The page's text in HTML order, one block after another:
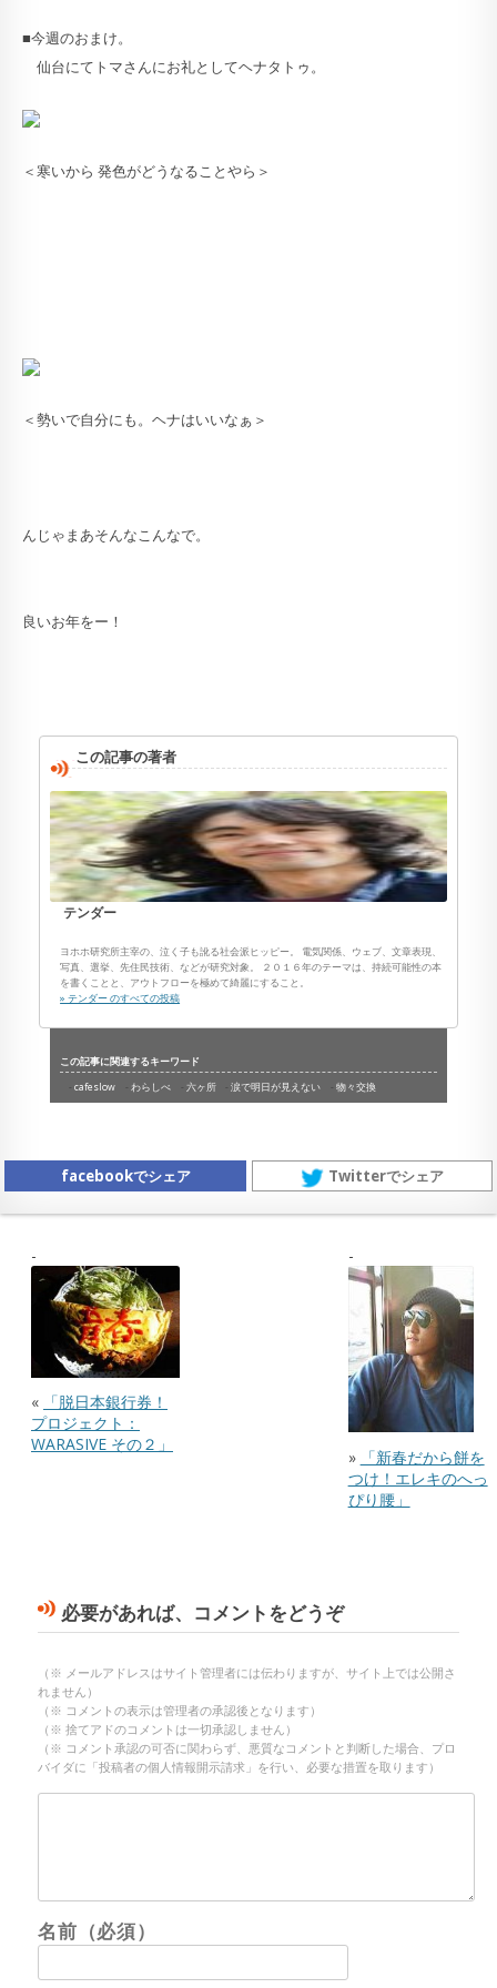
■今週のおまけ。
仙台にてトマさんにお礼としてヘナタトゥ。
＜寒いから 発色がどうなることやら＞
＜勢いで自分にも。ヘナはいいなぁ＞
んじゃまあそんなこんなで。
良いお年をー！
この記事の著者
テンダー
ヨホホ研究所主宰の、泣く子も訛る社会派ヒッピー。 電気関係、ウェブ、文章表現、
写真、選挙、先住民技術、などが研究対象。 ２０１６年のテーマは、持続可能性の本
を書くことと、アウトフローを極めて綺麗にすること。
» テンダー のすべての投稿
この記事に関連するキーワード
cafeslow
わらしべ 六ヶ所 涙で明日が見えない 物々交換
facebookでシェア Twitterでシェア
«
「脱日本銀行券！
プロジェクト：
WARASIVE その２」
»
「新春だから餅を
つけ！エレキのへっ
ぴり腰」
必要があれば、コメントをどうぞ
（※ メールアドレスはサイト管理者には伝わりますが、サイト上では公開さ
れません）
（※ コメントの表示は管理者の承認後となります）
（※ 捨てアドのコメントは一切承認しません）
（※ コメント承認の可否に関わらず、悪質なコメントと判断した場合、プロ
バイダに「投稿者の個人情報開示請求」を行い、必要な措置を取ります）
名前（必須）